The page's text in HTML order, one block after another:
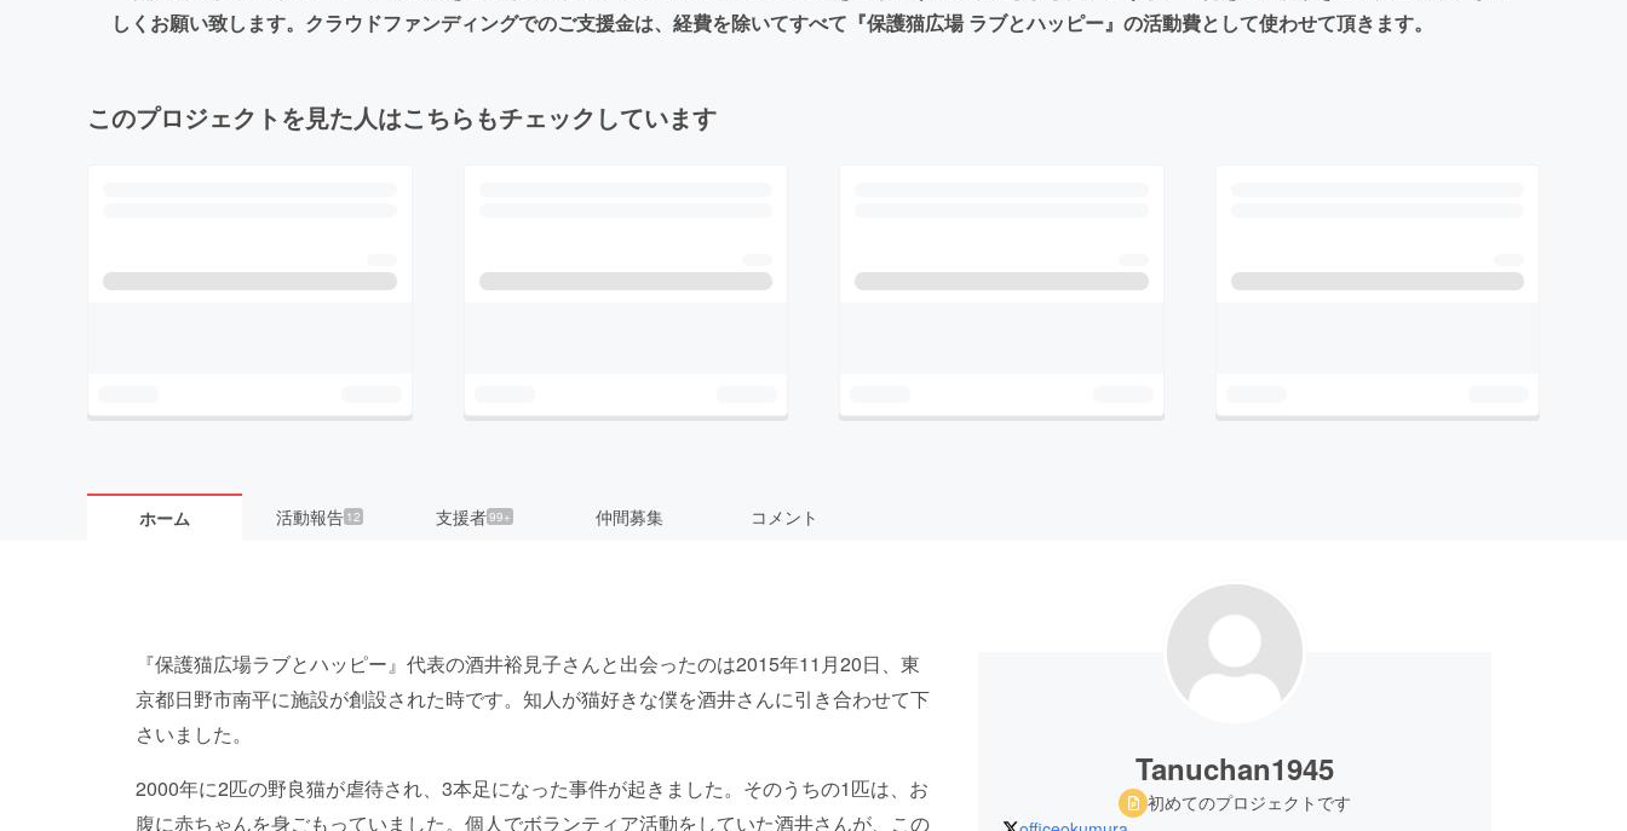
しくお願い致します。クラウドファンディングでのご支援金は、経費を除いてすべて『保護猫広場 ラブとハッピー』の活動費として使わせて頂きます。
このプロジェクトを見た人はこちらもチェックしています
ホーム 活動報告 12 支援者99+ 仲間募集 コメント
『保護猫広場ラブとハッピー』代表の酒井裕見子さんと出会ったのは2015年11月20日、東
京都日野市南平に施設が創設された時です。知人が猫好きな僕を酒井さんに引き合わせて下
さいました。
2000年に2匹の野良猫が虐待され、3本足になった事件が起きました。そのうちの1匹は、お
腹に赤ちゃんを身ごもっていました。個人でボランティア活動をしていた酒井さんが、この
Tanuchan1945
初めてのプロジェクトです